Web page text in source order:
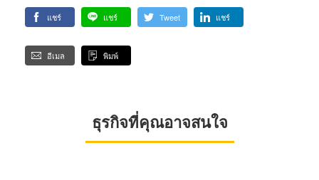
แชร์ แชร์ Tweet แชร์
อีเมล พิมพ์
ธุรกิจที่คุณอาจสนใจ